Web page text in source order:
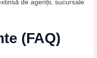
de agenții, sucursale
(FAQ)